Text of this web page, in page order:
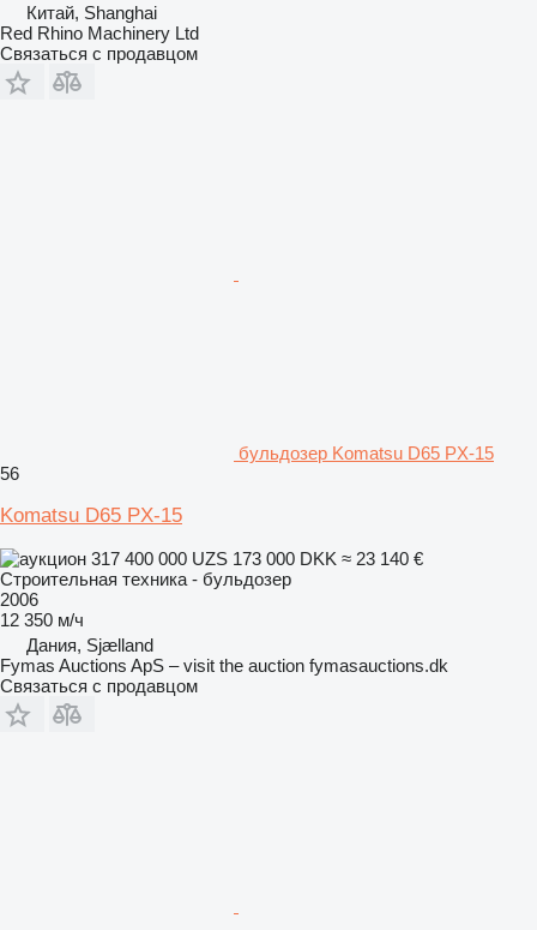
Китай, Shanghai
Red Rhino Machinery Ltd
Связаться с продавцом
бульдозер Komatsu D65 PX-15
56
Komatsu D65 PX-15
317 400 000 UZS 173 000 DKK ≈ 23 140 €
Строительная техника - бульдозер
2006
12 350 м/ч
Дания, Sjælland
Fymas Auctions ApS – visit the auction fymasauctions.dk
Связаться с продавцом